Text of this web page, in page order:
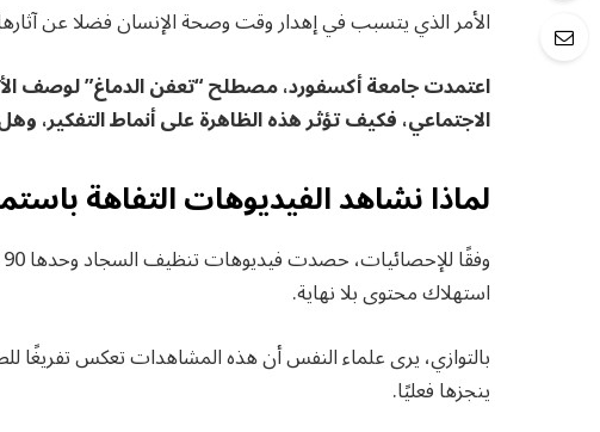
الأمر الذي يتسبب في إهدار وقت وصحة الإنسان فضلا عن
اعتمدت جامعة أكسفورد، مصطلح “تعفن الدماغ” لوصف
الاجتماعي، فكيف تؤثر هذه الظاهرة على أنماط التفكير،
لماذا نشاهد الفيديوهات التفاهة
استهلاك محتوى بلا نهاية.
بالتوازي، يرى علماء النفس أن هذه المشاهدات تعكس تفريغًا
ينجزها فعليًا.